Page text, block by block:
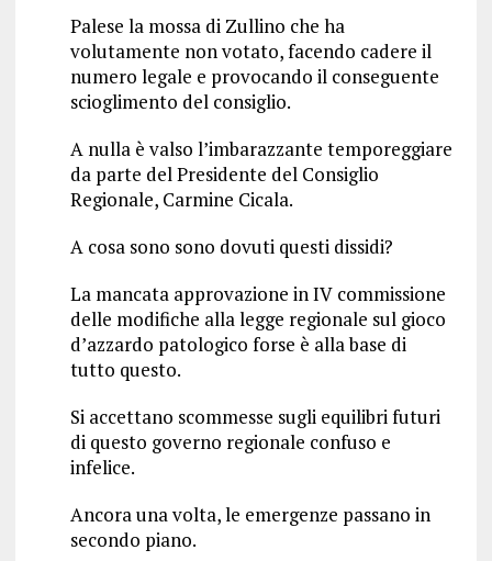
Palese la mossa di Zullino che ha
volutamente non votato, facendo cadere il
numero legale e provocando il conseguente
scioglimento del consiglio.
A nulla è valso l’imbarazzante temporeggiare
da parte del Presidente del Consiglio
Regionale, Carmine Cicala.
A cosa sono sono dovuti questi dissidi?
La mancata approvazione in IV commissione
delle modifiche alla legge regionale sul gioco
d’azzardo patologico forse è alla base di
tutto questo.
Si accettano scommesse sugli equilibri futuri
di questo governo regionale confuso e
infelice.
Ancora una volta, le emergenze passano in
secondo piano.